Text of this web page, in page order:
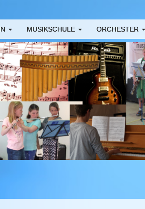
MUSIKSCHULE ORCHESTER